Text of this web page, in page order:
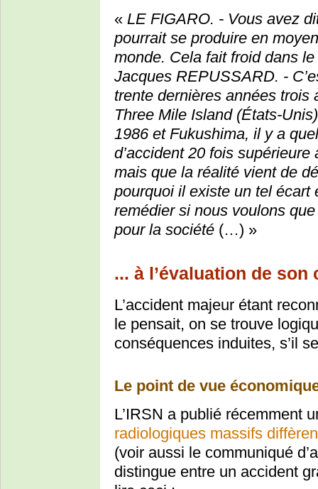
« LE FIGARO. - Vous avez
pourrait se produire en
monde. Cela fait froid dans
Jacques REPUSSARD. -
trente dernières années trois
Three Mile Island (États-
1986 et Fukushima, il y a
d’accident 20 fois
mais que la réalité vient de
pourquoi il existe un tel écart
remédier si nous voulons
pour la société (…) »
... à l’évaluation de son
L’accident majeur étant
le pensait, on se trouve
conséquences induites, s’il
Le point de vue
L’IRSN a publié récemment
radiologiques massifs
(voir aussi le communiqué
distingue entre un accident